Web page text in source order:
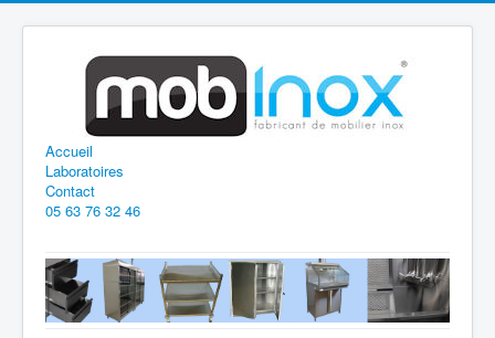
Accueil
Laboratoires
Contact
05 63 76 32 46